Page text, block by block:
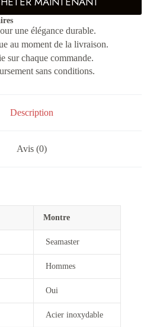
une élégance durable.
au moment de la livraison.
sur chaque commande.
sans conditions.
Description
Avis (0)
Montre
Seamaster
Hommes
Oui
Acier inoxydable